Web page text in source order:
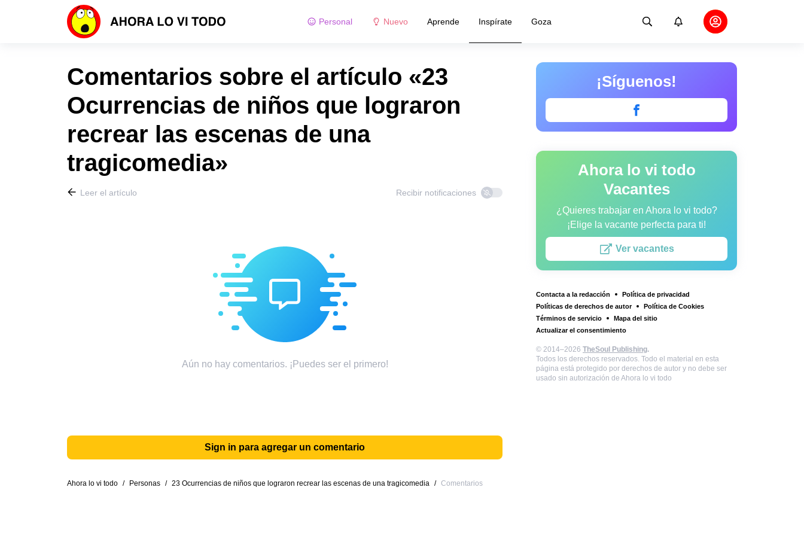
Personal Nuevo Aprende Inspírate Goza
¡Síguenos!
Ahora lo vi todo
Vacantes
¿Quieres trabajar en Ahora lo vi todo?
¡Elige la vacante perfecta para ti!
Ver vacantes
Contacta a la redacción
Política de privacidad
Políticas de derechos de autor
Política de Cookies
Términos de servicio
Mapa del sitio
Actualizar el consentimiento
© 2014–2026 TheSoul Publishing.
Todos los derechos reservados. Todo el material en esta
página está protegido por derechos de autor y no debe ser
usado sin autorización de Ahora lo vi todo
Comentarios sobre el artículo «23
Ocurrencias de niños que lograron
recrear las escenas de una
tragicomedia»
Leer el artículo Recibir notificaciones
Aún no hay comentarios. ¡Puedes ser el primero!
Sign in para agregar un comentario
Ahora lo vi todo / Personas / 23 Ocurrencias de niños que lograron recrear las escenas de una tragicomedia / Comentarios